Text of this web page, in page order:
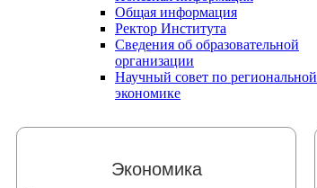
Общая информация
Ректор Института
Сведения об образовательной
организации
Научный совет по региональной
экономике
Экономика